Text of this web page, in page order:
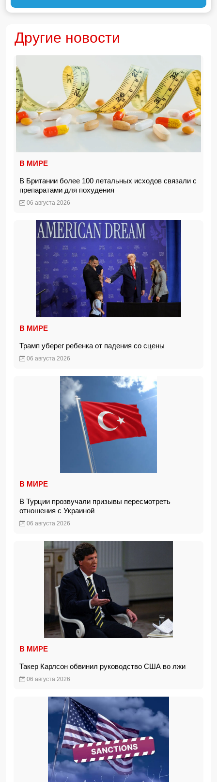
Другие новости
В МИРЕ
В Британии более 100 летальных исходов связали с
препаратами для похудения
06 августа 2026
В МИРЕ
Трамп уберег ребенка от падения со сцены
06 августа 2026
В МИРЕ
В Турции прозвучали призывы пересмотреть
отношения с Украиной
06 августа 2026
В МИРЕ
Такер Карлсон обвинил руководство США во лжи
06 августа 2026